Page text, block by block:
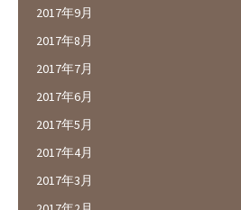
2017年9月
2017年8月
2017年7月
2017年6月
2017年5月
2017年4月
2017年3月